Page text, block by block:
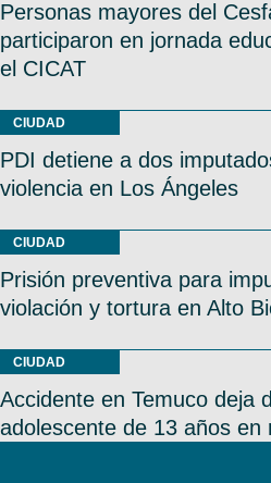
Personas mayores del
participaron en jornada
el CICAT
CIUDAD
PDI detiene a dos
violencia en Los Ángeles
CIUDAD
Prisión preventiva para
violación y tortura en Alto
CIUDAD
Accidente en Temuco deja
adolescente de 13 años en